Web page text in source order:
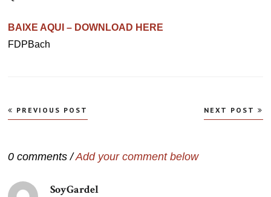
BAIXE AQUI – DOWNLOAD HERE
FDPBach
Navegação
de
PREVIOUS POST NEXT POST
0 comments /Add your comment below
SoyGardel